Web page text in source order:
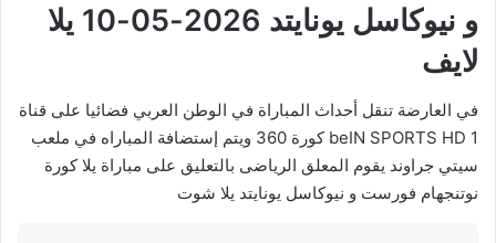
و نيوكاسل يونايتد 2026-05-10 يلا
لايف
في العارضة تنقل أحداث المباراة في الوطن العربي فضائيا على قناة
beIN SPORTS HD 1 كورة 360 ويتم إستضافة المباراه في ملعب
سيتي جراوند يقوم المعلق الرياضى بالتعليق على مباراة يلا كورة
نوتنجهام فورست و نيوكاسل يونايتد يلا شوت